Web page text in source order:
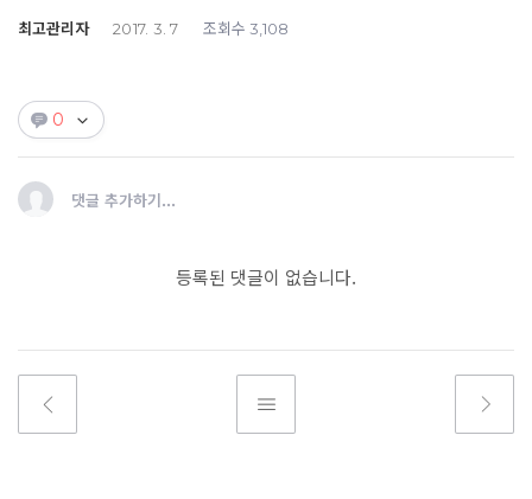
최고관리자 2017. 3. 7 조회수 3,108
0
댓글 추가하기...
등록된 댓글이 없습니다.